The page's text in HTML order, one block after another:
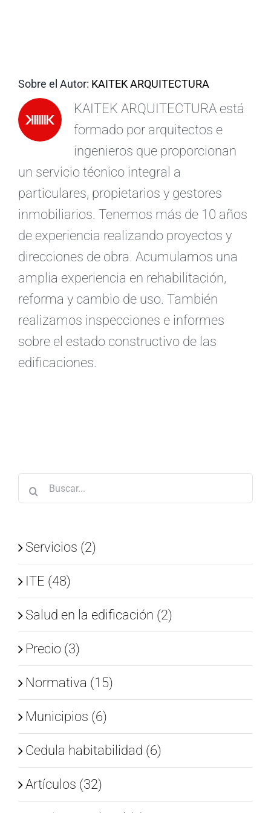
Sobre el Autor: KAITEK ARQUITECTURA
KAITEK ARQUITECTURA está
formado por arquitectos e
ingenieros que proporcionan
un servicio técnico integral a
particulares, propietarios y gestores
inmobiliarios. Tenemos más de 10 años
de experiencia realizando proyectos y
direcciones de obra. Acumulamos una
amplia experiencia en rehabilitación,
reforma y cambio de uso. También
realizamos inspecciones e informes
sobre el estado constructivo de las
edificaciones.
Buscar:
Servicios (2)
ITE (48)
Salud en la edificación (2)
Precio (3)
Normativa (15)
Municipios (6)
Cedula habitabilidad (6)
Artículos (32)